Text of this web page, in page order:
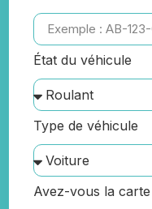
État du véhicule
Type de véhicule
Avez-vous la